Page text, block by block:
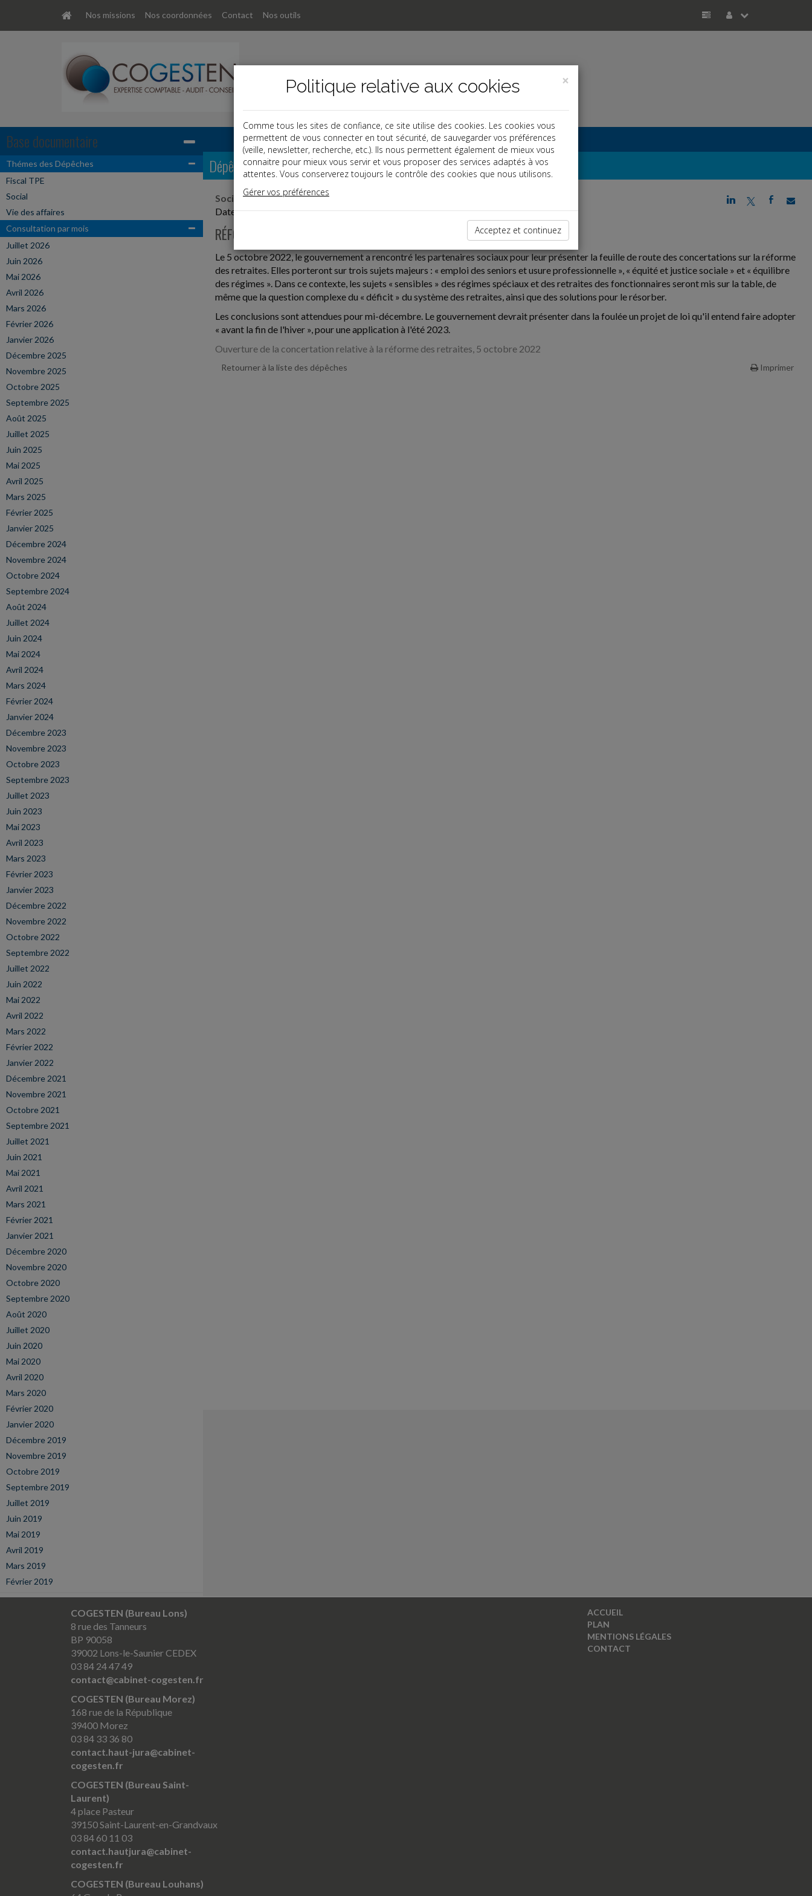
Nos missions Nos coordonnées Contact Nos outils
Base documentaire
Thémes des Dépêches
Fiscal TPE
Social
Vie des affaires
Consultation par mois
Juillet 2026
Juin 2026
Mai 2026
Avril 2026
Mars 2026
Février 2026
Janvier 2026
Décembre 2025
Novembre 2025
Octobre 2025
Septembre 2025
Août 2025
Juillet 2025
Juin 2025
Mai 2025
Avril 2025
Mars 2025
Février 2025
Janvier 2025
Décembre 2024
Novembre 2024
Octobre 2024
Septembre 2024
Août 2024
Juillet 2024
Juin 2024
Mai 2024
Avril 2024
Mars 2024
Février 2024
Janvier 2024
Décembre 2023
Novembre 2023
Octobre 2023
Septembre 2023
Juillet 2023
Juin 2023
Mai 2023
Avril 2023
Mars 2023
Février 2023
Janvier 2023
Décembre 2022
Novembre 2022
Octobre 2022
Septembre 2022
Juillet 2022
Juin 2022
Mai 2022
Avril 2022
Mars 2022
Février 2022
Janvier 2022
Décembre 2021
Novembre 2021
Octobre 2021
Septembre 2021
Juillet 2021
Juin 2021
Mai 2021
Avril 2021
Mars 2021
Février 2021
Janvier 2021
Décembre 2020
Novembre 2020
Octobre 2020
Septembre 2020
Août 2020
Juillet 2020
Juin 2020
Mai 2020
Avril 2020
Mars 2020
Février 2020
Janvier 2020
Décembre 2019
Novembre 2019
Octobre 2019
Septembre 2019
Juillet 2019
Juin 2019
Mai 2019
Avril 2019
Mars 2019
Février 2019
Dépêches
j a b
Social
Date: 2022-10-21
RÉFORME DES RETRAITES : UN PROJET DE LOI CET HIVER
Le 5 octobre 2022, le gouvernement a rencontré les partenaires sociaux pour leur présenter la feuille de route des concertations sur la réforme
des retraites. Elles porteront sur trois sujets majeurs : « emploi des seniors et usure professionnelle », « équité et justice sociale » et « équilibre
des régimes ». Dans ce contexte, les sujets « sensibles » des régimes spéciaux et des retraites des fonctionnaires seront mis sur la table, de
même que la question complexe du « déficit » du système des retraites, ainsi que des solutions pour le résorber.
Les conclusions sont attendues pour mi-décembre. Le gouvernement devrait présenter dans la foulée un projet de loi qu'il entend faire adopter
« avant la fin de l'hiver », pour une application à l'été 2023.
Ouverture de la concertation relative à la réforme des retraites, 5 octobre 2022
Retourner à la liste des dépêches Imprimer
COGESTEN (Bureau Lons)
8 rue des Tanneurs
BP 90058
39002 Lons-le-Saunier CEDEX
03 84 24 47 49
contact@cabinet-cogesten.fr
COGESTEN (Bureau Morez)
168 rue de la République
39400 Morez
03 84 33 36 80
contact.haut-jura@cabinet-
cogesten.fr
COGESTEN (Bureau Saint-
Laurent)
4 place Pasteur
39150 Saint-Laurent-en-Grandvaux
03 84 60 11 03
contact.hautjura@cabinet-
cogesten.fr
COGESTEN (Bureau Louhans)
ACCUEIL
PLAN
MENTIONS LÉGALES
CONTACT
×
Politique relative aux cookies
Comme tous les sites de confiance, ce site utilise des cookies. Les cookies vous
permettent de vous connecter en tout sécurité, de sauvegarder vos préférences
(veille, newsletter, recherche, etc.). Ils nous permettent également de mieux vous
connaitre pour mieux vous servir et vous proposer des services adaptés à vos
attentes. Vous conserverez toujours le contrôle des cookies que nous utilisons.
Gérer vos préférences
Acceptez et continuez